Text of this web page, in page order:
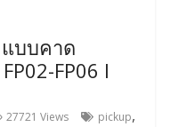
บบคาด
FP06 l
27721 Views pickup,